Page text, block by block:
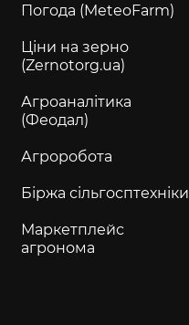
Погода (MeteoFarm)
Ціни на зерно
(Zernotorg.ua)
Агроаналітика
(Феодал)
Агроробота
Біржа сільгосптехніки
Маркетплейс
агронома